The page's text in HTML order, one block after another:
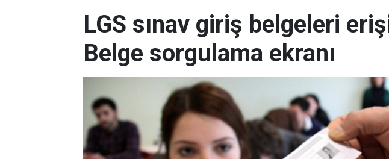
LGS sınav giriş belgeleri
Belge sorgulama ekranı